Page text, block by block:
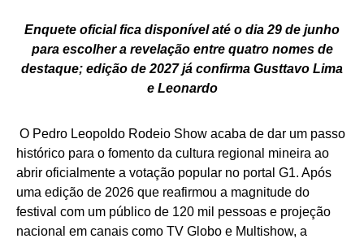
Enquete oficial fica disponível até o dia 29 de junho
para escolher a revelação entre quatro nomes de
destaque; edição de 2027 já confirma Gusttavo Lima
e Leonardo
O Pedro Leopoldo Rodeio Show acaba de dar um passo
histórico para o fomento da cultura regional mineira ao
abrir oficialmente a votação popular no portal G1. Após
uma edição de 2026 que reafirmou a magnitude do
festival com um público de 120 mil pessoas e projeção
nacional em canais como TV Globo e Multishow, a